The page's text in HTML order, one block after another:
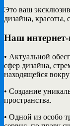
Это ваш
дизайна,
Наш интернет-
• Актуальной
сфер дизайна,
находящейся
• Создание
пространства.
• Одной из особо